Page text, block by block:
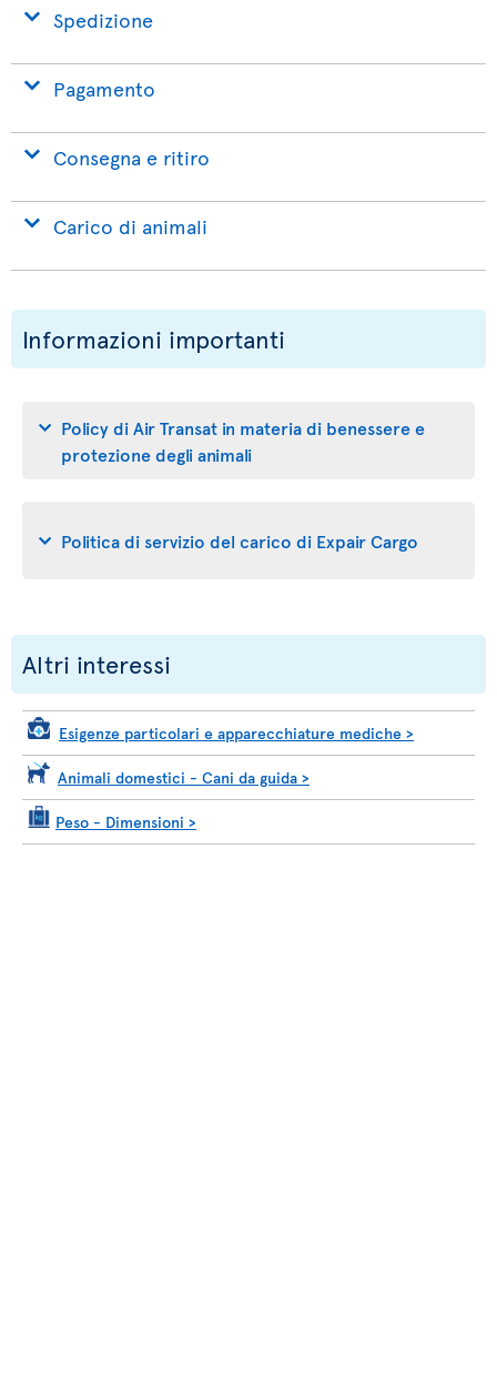
Spedizione
Pagamento
Consegna e ritiro
Carico di animali
Informazioni importanti
Policy di Air Transat in materia di benessere e
protezione degli animali
Politica di servizio del carico di Expair Cargo
Altri interessi
Esigenze particolari e apparecchiature mediche >
Animali domestici - Cani da guida >
Peso - Dimensioni >